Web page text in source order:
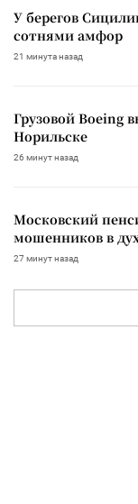
У берегов
сотнями амфор
21 минута назад
Грузовой Boeing
Норильске
26 минут назад
Московский
мошенников в
27 минут назад